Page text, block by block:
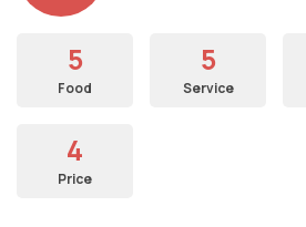
5
Food
5
Service
4
Price